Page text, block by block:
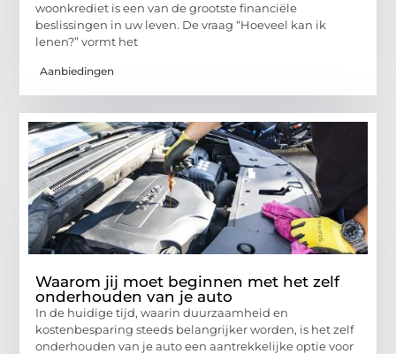
woonkrediet is een van de grootste financiële
beslissingen in uw leven. De vraag “Hoeveel kan ik
lenen?” vormt het
Aanbiedingen
Waarom jij moet beginnen met het zelf
onderhouden van je auto
In de huidige tijd, waarin duurzaamheid en
kostenbesparing steeds belangrijker worden, is het zelf
onderhouden van je auto een aantrekkelijke optie voor